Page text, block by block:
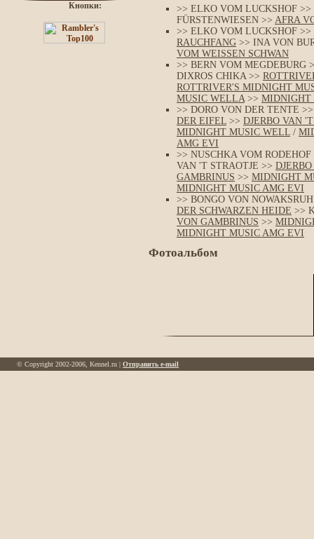
Кнопки:
>> ELKO VOM LUCKSHOF >>
FÜRSTENWIESEN >> AFRA
>> ELKO VOM LUCKSHOF
RAUCHFANG >> INA VON
VOM WEISSEN SCHWAN
>> BERN VOM MEGDEBURG
DIXROS CHIKA >>
ROTTRIVER'S MIDNIGHT
MUSIC WELLA>> MIDNIGHT
>> DORO VON DER TENTE
DER EIFEL >> DJERBO VAN
MIDNIGHT MUSIC WELL /
AMG EVI
>> NUSCHKA VOM
VAN 'T STRAOTJE >>
GAMBRINUS >> MIDNIGHT
MIDNIGHT MUSIC AMG EVI
>> BONGO VON
DER SCHWARZEN HEIDE >>
VON GAMBRINUS >>
MIDNIGHT MUSIC AMG EVI
Фотоальбом
© Copyright 2002-2006, Kennel.ru | Отправить e-mail